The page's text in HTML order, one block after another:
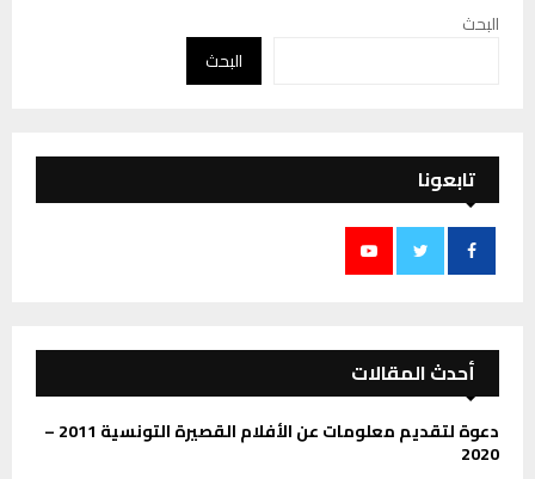
البحث
البحث
تابعونا
أحدث المقالات
دعوة لتقديم معلومات عن الأفلام القصيرة التونسية 2011 –
2020